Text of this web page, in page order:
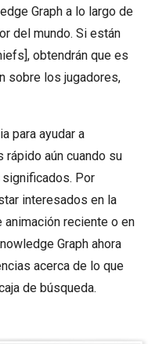
Graph a lo largo de
del mundo. Si están
obtendrán que es
sobre los jugadores,
para ayudar a
aún cuando su
Por
interesados en la
animación reciente o en
Graph ahora
acerca de lo que
de búsqueda.